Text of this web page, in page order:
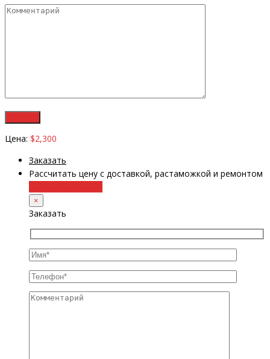
Цена: $2,300
Заказать
Рассчитать цену с доставкой, растаможкой и ремонтом
×
Заказать